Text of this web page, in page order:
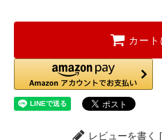
カー
レビューを書く